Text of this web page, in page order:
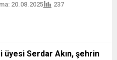
20.08.2025 237
Serdar Akın, şehrin